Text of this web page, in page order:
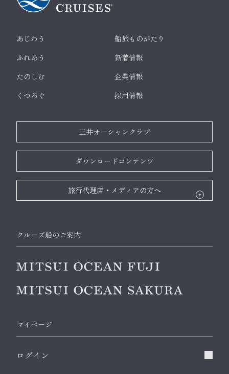
あじわう
ふれあう
たのしむ
くつろぐ
船旅ものがたり
新着情報
企業情報
採用情報
三井オーシャンクラブ
ダウンロードコンテンツ
旅行代理店・メディアの方へ
クルーズ船のご案内
マイページ
ログイン